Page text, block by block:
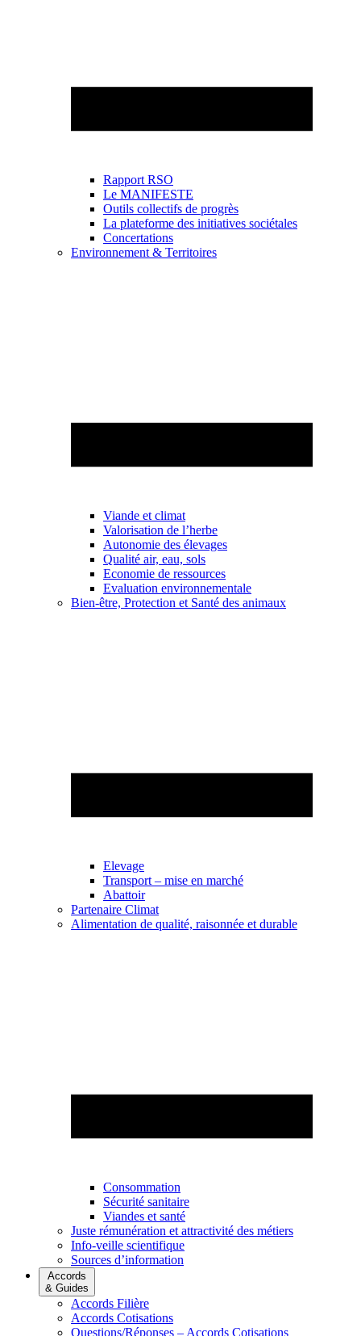
Rapport RSO
Le MANIFESTE
Outils collectifs de progrès
La plateforme des initiatives sociétales
Concertations
Environnement & Territoires
Viande et climat
Valorisation de l’herbe
Autonomie des élevages
Qualité air, eau, sols
Economie de ressources
Evaluation environnementale
Bien-être, Protection et Santé des animaux
Elevage
Transport – mise en marché
Abattoir
Partenaire Climat
Alimentation de qualité, raisonnée et durable
Consommation
Sécurité sanitaire
Viandes et santé
Juste rémunération et attractivité des métiers
Info-veille scientifique
Sources d’information
Accords
& Guides
Accords Filière
Accords Cotisations
Questions/Réponses – Accords Cotisations